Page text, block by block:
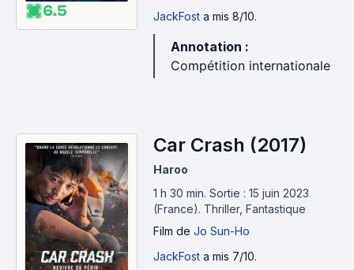
6.5
JackFost a mis 8/10.
Annotation :
Compétition internationale
Car Crash (2017)
Haroo
1 h 30 min. Sortie : 15 juin 2023
(France). Thriller, Fantastique
Film de Jo Sun-Ho
JackFost a mis 7/10.